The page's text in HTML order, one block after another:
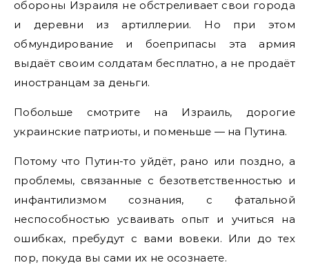
обороны Израиля не обстреливает свои города
и деревни из артиллерии. Но при этом
обмундирование и боеприпасы эта армия
выдаёт своим солдатам бесплатно, а не продаёт
иностранцам за деньги.
Побольше смотрите на Израиль, дорогие
украинские патриоты, и поменьше — на Путина.
Потому что Путин-то уйдёт, рано или поздно, а
проблемы, связанные с безответственностью и
инфантилизмом сознания, с фатальной
неспособностью усваивать опыт и учиться на
ошибках, пребудут с вами вовеки. Или до тех
пор, покуда вы сами их не осознаете.